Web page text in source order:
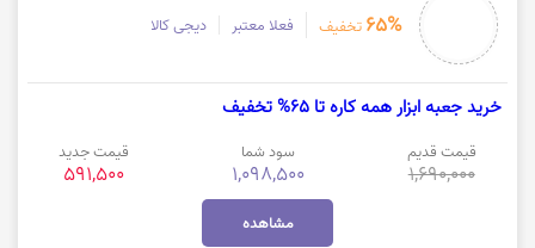
65% تخفیف فعلا معتبر دیجی کالا
خرید جعبه ابزار همه کاره تا 65% تخفیف
قیمت قدیم
1,690,000
سود شما
1,098,500
قیمت جدید
591,500
مشاهده